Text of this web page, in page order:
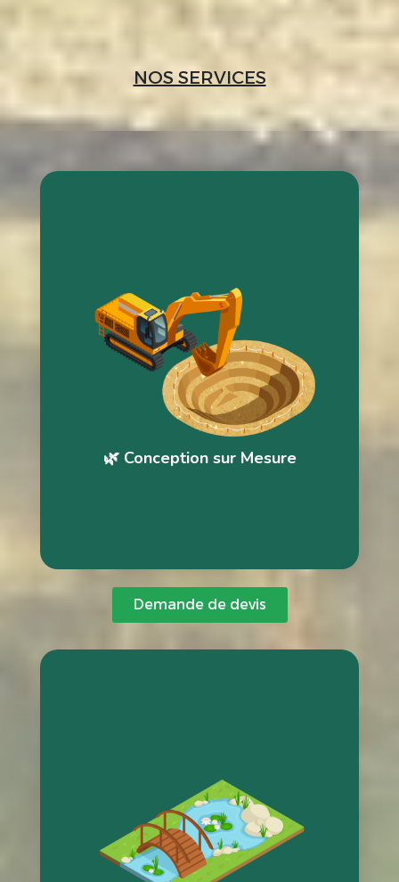
NOS SERVICES
🌿 Conception sur Mesure
Construction bassin
Nous concevons des bassins de jardin entièrement
personnalisés, adaptés à votre terrain et à vos envies.
Chaque projet fait l’objet d’une étude précise afin d’assurer
une intégration paysagère harmonieuse. Nous pensons
l’esthétique, l’équilibre biologique et la durabilité dès la phase
Notre expertise garantit un bassin fonctionnel, pérenne et
facile à vivre. Vous bénéficiez d’un accompagnement
Demande de devis
Maintenance du bassin
Un bassin de jardin nécessite un suivi régulier pour préserver
la qualité de son eau.
Nous assurons le nettoyage, le contrôle de l’équilibre
biologique et l’entretien saisonnier. Nos interventions
permettent de prévenir les déséquilibres et d’éviter les
problèmes récurrents.